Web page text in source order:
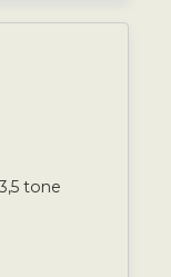
tone